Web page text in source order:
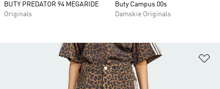
BUTY PREDATOR 94 MEGARIDE
Originals
Buty Campus 00s
Damskie Originals